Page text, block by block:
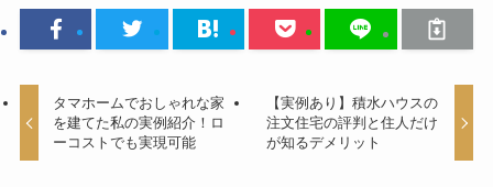
タマホームでおしゃれな家
を建てた私の実例紹介！ロ
ーコストでも実現可能
【実例あり】積水ハウスの
注文住宅の評判と住人だけ
が知るデメリット